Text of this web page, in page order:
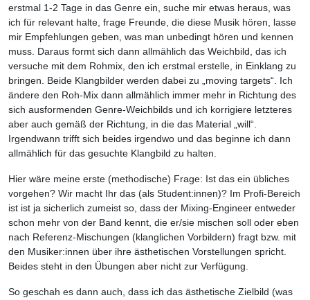
erstmal 1-2 Tage in das Genre ein, suche mir etwas heraus, was
ich für relevant halte, frage Freunde, die diese Musik hören, lasse
mir Empfehlungen geben, was man unbedingt hören und kennen
muss. Daraus formt sich dann allmählich das Weichbild, das ich
versuche mit dem Rohmix, den ich erstmal erstelle, in Einklang zu
bringen. Beide Klangbilder werden dabei zu „moving targets“. Ich
ändere den Roh-Mix dann allmählich immer mehr in Richtung des
sich ausformenden Genre-Weichbilds und ich korrigiere letzteres
aber auch gemäß der Richtung, in die das Material „will“.
Irgendwann trifft sich beides irgendwo und das beginne ich dann
allmählich für das gesuchte Klangbild zu halten.
Hier wäre meine erste (methodische) Frage: Ist das ein übliches
vorgehen? Wir macht Ihr das (als Student:innen)? Im Profi-Bereich
ist ist ja sicherlich zumeist so, dass der Mixing-Engineer entweder
schon mehr von der Band kennt, die er/sie mischen soll oder eben
nach Referenz-Mischungen (klanglichen Vorbildern) fragt bzw. mit
den Musiker:innen über ihre ästhetischen Vorstellungen spricht.
Beides steht in den Übungen aber nicht zur Verfügung.
So geschah es dann auch, dass ich das ästhetische Zielbild (was